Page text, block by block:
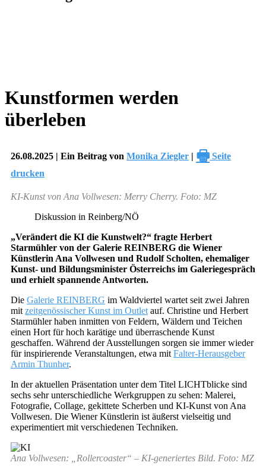
Kunstformen werden
überleben
26.08.2025 | Ein Beitrag von Monika Ziegler | 🖶 Seite
drucken
KI-Kunst von Ana Vollwesen: Merry Cherry. Foto: MZ
Diskussion in Reinberg/NÖ
„Verändert die KI die Kunstwelt?“ fragte Herbert
Starmühler von der Galerie REINBERG die Wiener
Künstlerin Ana Vollwesen und Rudolf Scholten, ehemaliger
Kunst- und Bildungsminister Österreichs im Galeriegespräch
und erhielt spannende Antworten.
Die Galerie REINBERG im Waldviertel wartet seit zwei Jahren
mit zeitgenössischer Kunst im Outlet auf. Christine und Herbert
Starmühler haben inmitten von Feldern, Wäldern und Teichen
einen Hort für hoch karätige und überraschende Kunst
geschaffen. Während der Ausstellungen sorgen sie immer wieder
für inspirierende Veranstaltungen, etwa mit Falter-Herausgeber
Armin Thunher.
In der aktuellen Präsentation unter dem Titel LICHTblicke sind
sechs sehr unterschiedliche Werkgruppen zu sehen: Malerei,
Fotografie, Collage, gekittete Scherben und KI-Kunst von Ana
Vollwesen. Die Wiener Künstlerin ist äußerst vielseitig und
experimentiert mit verschiedenen Techniken.
Ana Vollwesen: „Rollercoaster“ – KI-generiertes Bild. Foto: MZ